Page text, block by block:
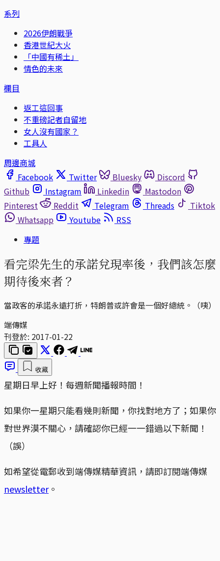
系列
2026伊朗戰爭
香港世紀大火
「中國有稀土」
情色的未來
欄目
返工這回事
不重磅記者自留地
女人沒有國家？
工具人
周邊商城
Facebook
Twitter Bluesky
Discord
Github
Instagram Linkedin
Mastodon
Pinterest
Reddit Telegram Threads
Tiktok
Whatsapp
Youtube
RSS
專題
看完梁先生的承諾兌現率後，我們該怎麼
期待後來者？
當政客的承諾永遠打折，特朗普或許會是一個好總統。（咦）
端傳媒
刊登於: 2017-01-22
收藏
星期日早上好！每週新聞播報時間！
如果你一星期只能看幾則新聞，你找對地方了；如果你
對世界漠不關心，請確認你已經一一錯過以下新聞！
（誤）
如希望從電郵收到端傳媒精華資訊，請即訂閱端傳媒
newsletter。